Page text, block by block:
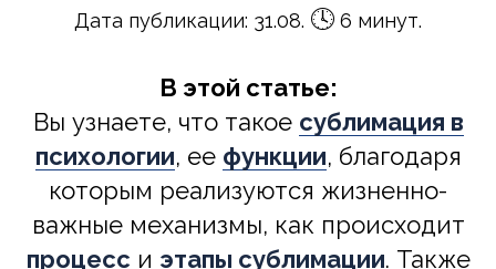
Дата публикации: 31.08. 🕓 6 минут.
В этой статье:
Вы узнаете, что такое сублимация в
психологии, ее функции, благодаря
которым реализуются жизненно-
важные механизмы, как происходит
процесс и этапы сублимации. Также